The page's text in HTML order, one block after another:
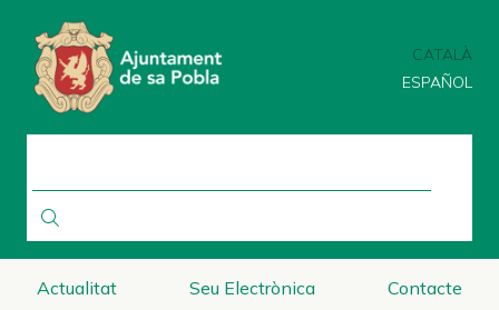
contingut
CATALÀ
ESPAÑOL
Actualitat Seu Electrònica Contacte